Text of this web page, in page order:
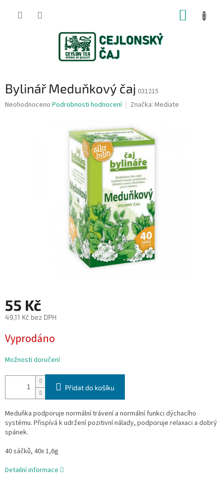
Bylinář Meduňkový čaj 031215
Průměrné
Neohodnoceno Podrobnosti hodnocení Značka: Mediate
55 Kč
49,11 Kč bez DPH
cena:
Vyprodáno
Možnosti doručení
Přidat do košíku
Meduňka podporuje normální trávení a normální funkci dýchacího
systému. Přispívá k udržení pozitivní nálady, podporuje relaxaci a dobrý
spánek.
40 sáčků, 40x 1,6g
Detailní informace